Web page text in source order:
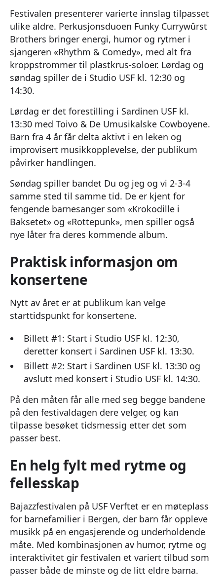
Festivalen presenterer varierte innslag tilpasset
ulike aldre. Perkusjonsduoen Funky Currywûrst
Brothers bringer energi, humor og rytmer i
sjangeren «Rhythm & Comedy», med alt fra
kroppstrommer til plastkrus-soloer. Lørdag og
søndag spiller de i Studio USF kl. 12:30 og
14:30.
Lørdag er det forestilling i Sardinen USF kl.
13:30 med Toivo & De Umusikalske Cowboyene.
Barn fra 4 år får delta aktivt i en leken og
improvisert musikkopplevelse, der publikum
påvirker handlingen.
Søndag spiller bandet Du og jeg og vi 2-3-4
samme sted til samme tid. De er kjent for
fengende barnesanger som «Krokodille i
Baksetet» og «Rottepunk», men spiller også
nye låter fra deres kommende album.
Praktisk informasjon om
konsertene
Nytt av året er at publikum kan velge
starttidspunkt for konsertene.
Billett #1: Start i Studio USF kl. 12:30,
deretter konsert i Sardinen USF kl. 13:30.
Billett #2: Start i Sardinen USF kl. 13:30 og
avslutt med konsert i Studio USF kl. 14:30.
På den måten får alle med seg begge bandene
på den festivaldagen dere velger, og kan
tilpasse besøket tidsmessig etter det som
passer best.
En helg fylt med rytme og
fellesskap
Bajazzfestivalen på USF Verftet er en møteplass
for barnefamilier i Bergen, der barn får oppleve
musikk på en engasjerende og underholdende
måte. Med kombinasjonen av humor, rytme og
interaktivitet gir festivalen et variert tilbud som
passer både de minste og de litt eldre barna.